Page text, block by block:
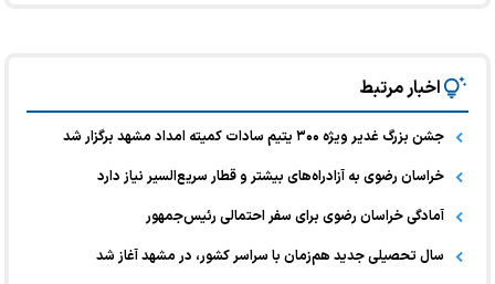
اخبار مرتبط
جشن بزرگ غدیر ویژه ۳۰۰ یتیم سادات کمیته امداد مشهد برگزار شد
خراسان رضوی به آزادراه‌های بیشتر و قطار سریع‌السیر نیاز دارد
️آمادگی خراسان رضوی برای سفر احتمالی رئیس‌جمهور
سال تحصیلی جدید هم‌زمان با سراسر کشور، در مشهد آغاز شد